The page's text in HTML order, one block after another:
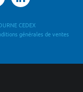
CEDEX
générales de ventes